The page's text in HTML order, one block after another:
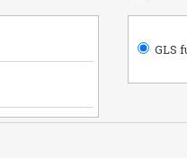
GLS